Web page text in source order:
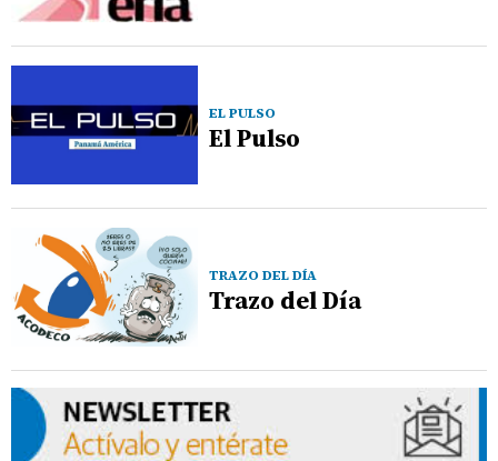
EL PULSO
El Pulso
TRAZO DEL DÍA
Trazo del Día